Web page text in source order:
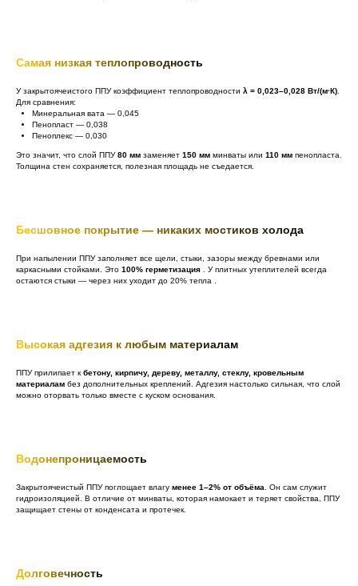
Самая низкая теплопроводность
У закрытоячеистого ППУ коэффициент теплопроводности λ = 0,023–0,028 Вт/(м·К).
Для сравнения:
Минеральная вата — 0,045
Пенопласт — 0,038
Пеноплекс — 0,030
Это значит, что слой ППУ80 мм заменяет 150 мм минваты или 110 мм пенопласта.
Толщина стен сохраняется, полезная площадь не съедается.
Бесшовное покрытие — никаких мостиков холода
При напылении ППУ заполняет все щели, стыки, зазоры между бревнами или
каркасными стойками. Это 100% герметизация . У плитных утеплителей всегда
остаются стыки — через них уходит до 20% тепла .
Высокая адгезия к любым материалам
ППУ прилипает кбетону, кирпичу, дереву, металлу, стеклу, кровельным
материалам без дополнительных креплений. Адгезия настолько сильная, что слой
можно оторвать только вместе с куском основания.
Водонепроницаемость
Закрытоячеистый ППУ поглощает влагу менее 1–2% от объёма. Он сам служит
гидроизоляцией. В отличие от минваты, которая намокает и теряет свойства, ППУ
защищает стены от конденсата и протечек.
Долговечность